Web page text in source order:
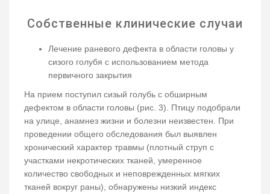
Собственные клинические случаи
Лечение раневого дефекта в области головы у
сизого голубя с использованием метода
первичного закрытия
На прием поступил сизый голубь с обширным
дефектом в области головы (рис. 3). Птицу подобрали
на улице, анамнез жизни и болезни неизвестен. При
проведении общего обследования был выявлен
хронический характер травмы (плотный струп с
участками некротических тканей, умеренное
количество свободных и неповрежденных мягких
тканей вокруг раны), обнаружены низкий индекс